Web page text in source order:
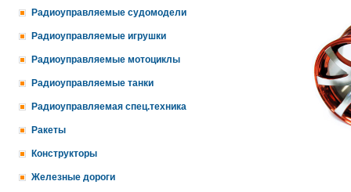
Радиоуправляемые судомодели
Радиоуправляемые игрушки
Радиоуправляемые мотоциклы
Радиоуправляемые танки
Радиоуправляемая спец.техника
Ракеты
Конструкторы
Железные дороги